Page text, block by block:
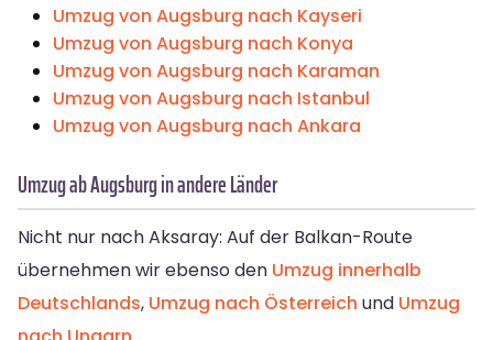
Umzug von Augsburg nach Kayseri
Umzug von Augsburg nach Konya
Umzug von Augsburg nach Karaman
Umzug von Augsburg nach Istanbul
Umzug von Augsburg nach Ankara
Umzug ab Augsburg in andere Länder
Nicht nur nach Aksaray: Auf der Balkan-Route
übernehmen wir ebenso den Umzug innerhalb
Deutschlands, Umzug nach Österreich und Umzug